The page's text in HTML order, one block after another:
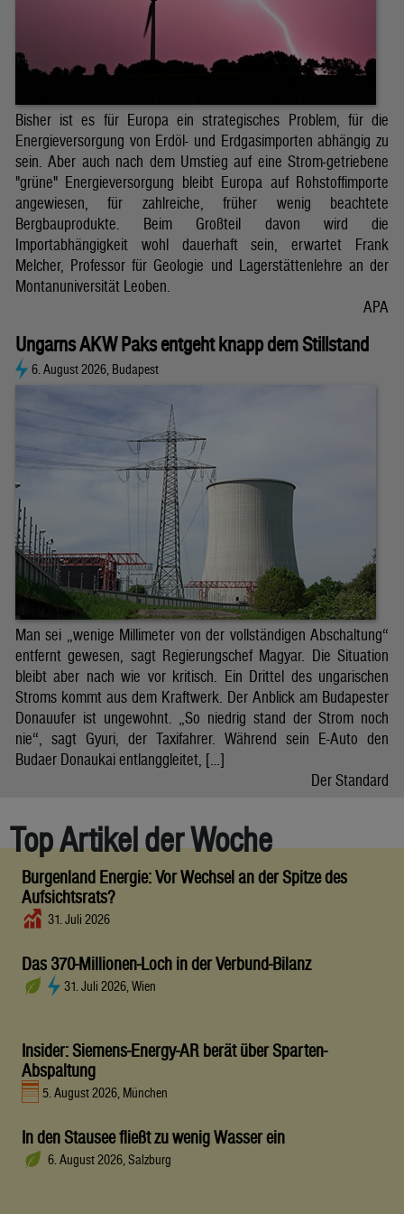
Bisher ist es für Europa ein strategisches Problem, für die
Energieversorgung von Erdöl- und Erdgasimporten abhängig zu
sein. Aber auch nach dem Umstieg auf eine Strom-getriebene
"grüne" Energieversorgung bleibt Europa auf Rohstoffimporte
angewiesen, für zahlreiche, früher wenig beachtete
Bergbauprodukte. Beim Großteil davon wird die
Importabhängigkeit wohl dauerhaft sein, erwartet Frank
Melcher, Professor für Geologie und Lagerstättenlehre an der
Montanuniversität Leoben.
APA
Ungarns AKW Paks entgeht knapp dem Stillstand
6. August 2026, Budapest
Man sei „wenige Millimeter von der vollständigen Abschaltung“
entfernt gewesen, sagt Regierungschef Magyar. Die Situation
bleibt aber nach wie vor kritisch. Ein Drittel des ungarischen
Stroms kommt aus dem Kraftwerk. Der Anblick am Budapester
Donauufer ist ungewohnt. „So niedrig stand der Strom noch
nie“, sagt Gyuri, der Taxifahrer. Während sein E-Auto den
Budaer Donaukai entlanggleitet, […]
Der Standard
Top Artikel der Woche
Burgenland Energie: Vor Wechsel an der Spitze des
Aufsichtsrats?
31. Juli 2026
Das 370-Millionen-Loch in der Verbund-Bilanz
31. Juli 2026, Wien
Insider: Siemens-Energy-AR berät über Sparten-
Abspaltung
5. August 2026, München
In den Stausee fließt zu wenig Wasser ein
6. August 2026, Salzburg